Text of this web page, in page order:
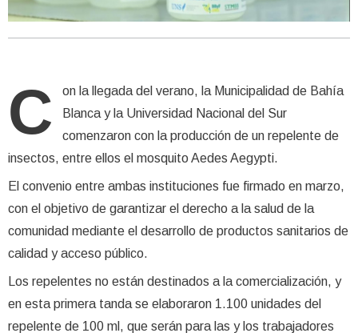
C
on la llegada del verano, la Municipalidad de Bahía
Blanca y la Universidad Nacional del Sur
comenzaron con la producción de un repelente de
insectos, entre ellos el mosquito Aedes Aegypti.
El convenio entre ambas instituciones fue firmado en marzo,
con el objetivo de garantizar el derecho a la salud de la
comunidad mediante el desarrollo de productos sanitarios de
calidad y acceso público.
Los repelentes no están destinados a la comercialización, y
en esta primera tanda se elaboraron 1.100 unidades del
repelente de 100 ml, que serán para las y los trabajadores